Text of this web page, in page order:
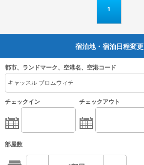
1
宿泊地・宿泊日程変更
都市、ランドマーク、空港名、空港コード
チェックイン チェックアウト
部屋数